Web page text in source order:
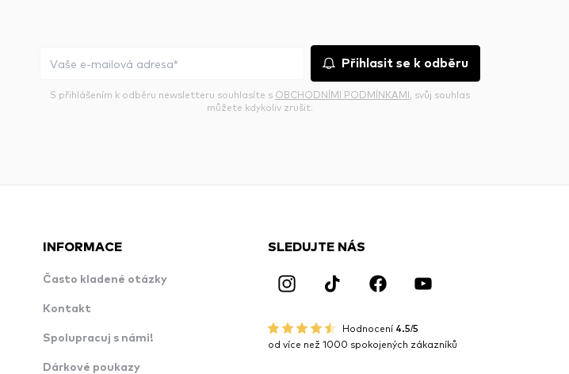
Přihlasit se k odběru
S přihlášením k odběru newsletteru souhlasíte s OBCHODNÍMI PODMÍNKAMI , svůj souhlas
můžete kdykoliv zrušit.
INFORMACE
Často kladené otázky
Kontakt
Spolupracuj s námi!
Dárkové poukazy
SLEDUJTE NÁS
Hodnocení 4.5/5
od více než 1000 spokojených zákazníků